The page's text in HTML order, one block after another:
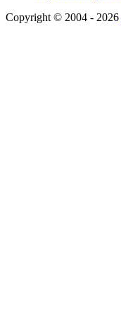
Copyright © 2004 - 2026